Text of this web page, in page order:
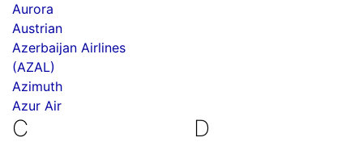
Aurora
Austrian
Azerbaijan Airlines
(AZAL)
Azimuth
Azur Air
C D